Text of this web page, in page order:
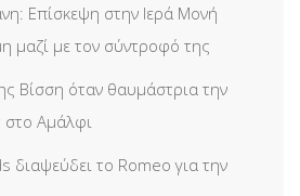
Επίσκεψη στην Ιερά Μονή
μαζί με τον σύντροφό της
Βίσση όταν θαυμάστρια την
στο Αμάλφι
διαψεύδει το Romeo για την